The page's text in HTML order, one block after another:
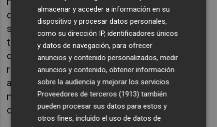
desmembrado conectan con un primer relato
sorprendente a partir del cual se define un
tono inteligente, tragicómico y costumbrista
que, aunque uno no sea muy amigo de las
referencias (pero sí de las afinidades), le trae
a la mente el fantásticoMi maridode la
macedoniaRumena Bužarovska, en el
catálogo de Impedimenta.
almacenar y acceder a información en su
dispositivo y procesar datos personales,
como su dirección IP, identificadores únicos
y datos de navegación, para ofrecer
anuncios y contenido personalizados, medir
anuncios y contenido, obtener información
sobre la audiencia y mejorar los servicios.
Proveedores de terceros (1913) también
pueden procesar sus datos para estos y
otros fines, incluido el uso de datos de